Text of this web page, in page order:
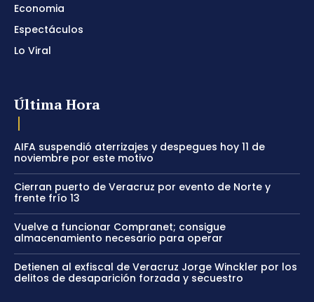
Economia
Espectáculos
Lo Viral
Última Hora
AIFA suspendió aterrizajes y despegues hoy 11 de
noviembre por este motivo
Cierran puerto de Veracruz por evento de Norte y
frente frío 13
Vuelve a funcionar Compranet; consigue
almacenamiento necesario para operar
Detienen al exfiscal de Veracruz Jorge Winckler por los
delitos de desaparición forzada y secuestro